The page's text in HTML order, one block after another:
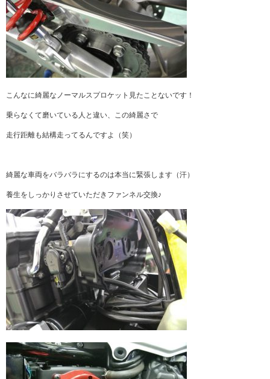
こんなに綺麗なノーマルスプロケット見たことないです！
乗らなくて磨いている人と違い、この綺麗さで
走行距離も結構走ってるんですよ（笑）
綺麗な車両をバラバラにするのは本当に緊張します（汗）
養生をしっかりさせていただきファンネル交換♪